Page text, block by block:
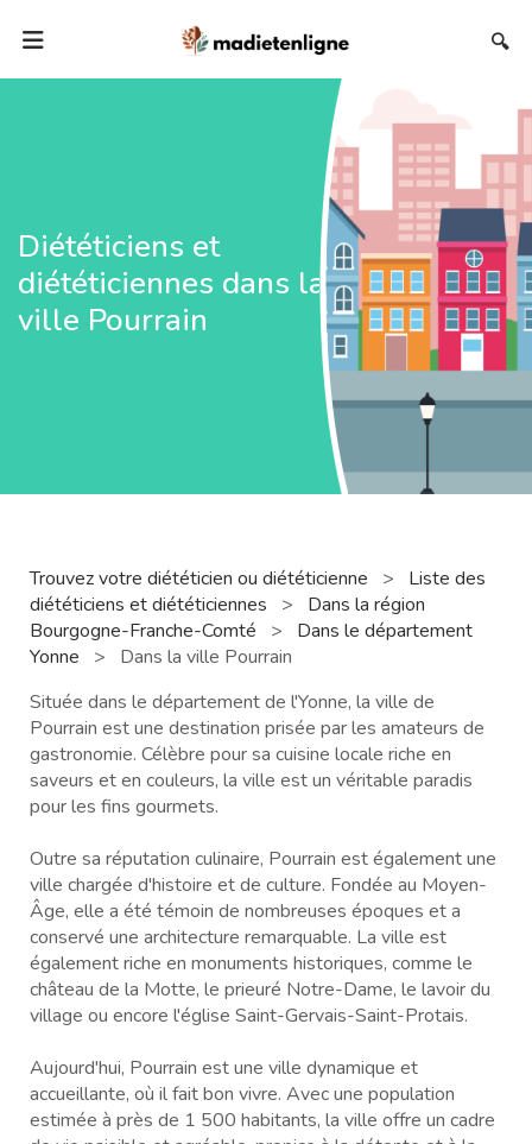
🔍
Diététiciens et
diététiciennes dans la
ville Pourrain
Trouvez votre diététicien ou diététicienne >
Liste des
diététiciens et diététiciennes
>
Dans la région
Bourgogne-Franche-Comté
>
Dans le département
Yonne
>
Dans la ville Pourrain
Située dans le département de l'Yonne, la ville de
Pourrain est une destination prisée par les amateurs de
gastronomie. Célèbre pour sa cuisine locale riche en
saveurs et en couleurs, la ville est un véritable paradis
pour les fins gourmets.
Outre sa réputation culinaire, Pourrain est également une
ville chargée d'histoire et de culture. Fondée au Moyen-
Âge, elle a été témoin de nombreuses époques et a
conservé une architecture remarquable. La ville est
également riche en monuments historiques, comme le
château de la Motte, le prieuré Notre-Dame, le lavoir du
village ou encore l'église Saint-Gervais-Saint-Protais.
Aujourd'hui, Pourrain est une ville dynamique et
accueillante, où il fait bon vivre. Avec une population
estimée à près de 1 500 habitants, la ville offre un cadre